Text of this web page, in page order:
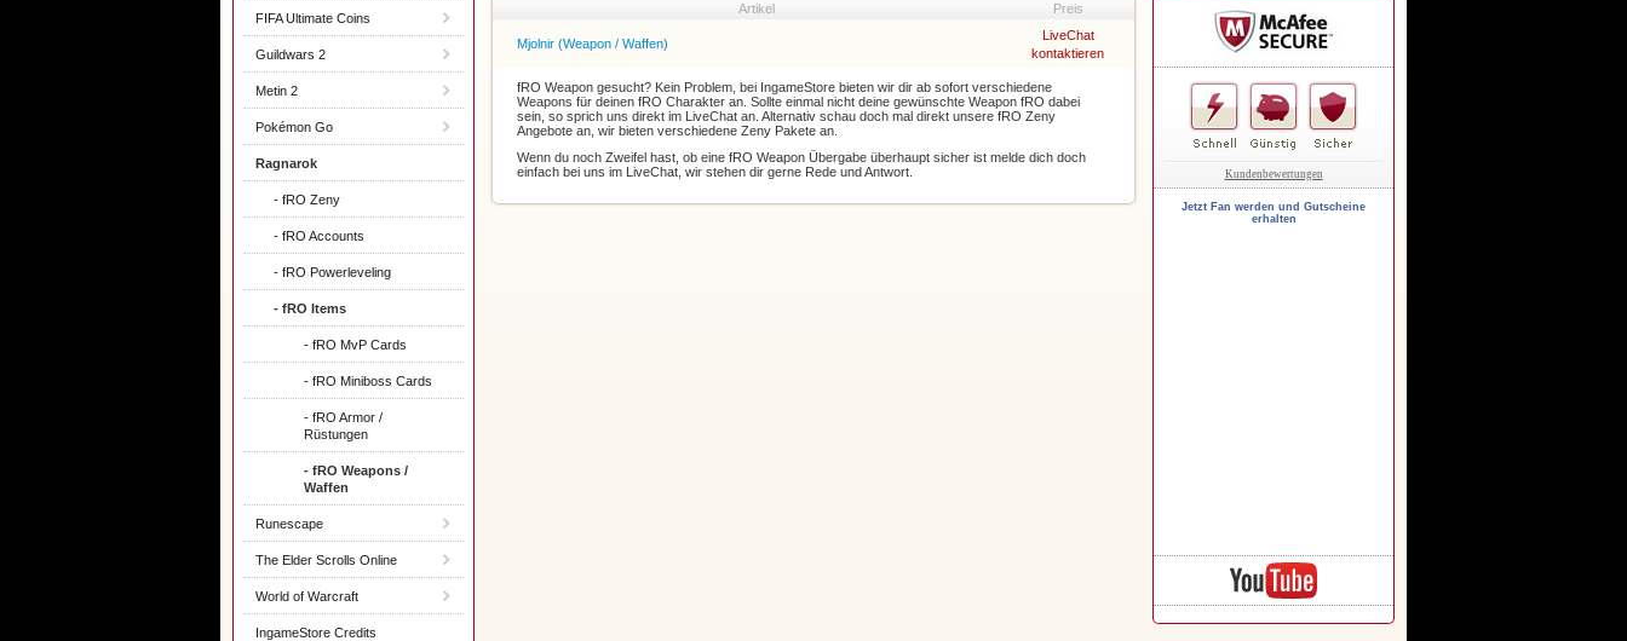
FIFA Ultimate Coins
Guildwars 2
Metin 2
Pokémon Go
Ragnarok
- fRO Zeny
- fRO Accounts
- fRO Powerleveling
- fRO Items
- fRO MvP Cards
- fRO Miniboss Cards
- fRO Armor /
Rüstungen
- fRO Weapons /
Waffen
Runescape
The Elder Scrolls Online
World of Warcraft
IngameStore Credits
Artikel Preis
Mjolnir (Weapon / Waffen)
LiveChat
kontaktieren
fRO Weapon gesucht? Kein Problem, bei IngameStore bieten wir dir ab sofort verschiedene
Weapons für deinen fRO Charakter an. Sollte einmal nicht deine gewünschte Weapon fRO dabei
sein, so sprich uns direkt im LiveChat an. Alternativ schau doch mal direkt unsere fRO Zeny
Angebote an, wir bieten verschiedene Zeny Pakete an.
Wenn du noch Zweifel hast, ob eine fRO Weapon Übergabe überhaupt sicher ist melde dich doch
einfach bei uns im LiveChat, wir stehen dir gerne Rede und Antwort.
Kundenbewertungen
Jetzt Fan werden und Gutscheine
erhalten